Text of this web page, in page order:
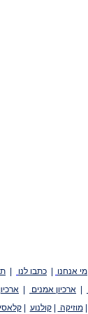
מי אנחנו כתבו לנו
ארכיון אמנים
|מוזיקה |קולנוע |קלאסי